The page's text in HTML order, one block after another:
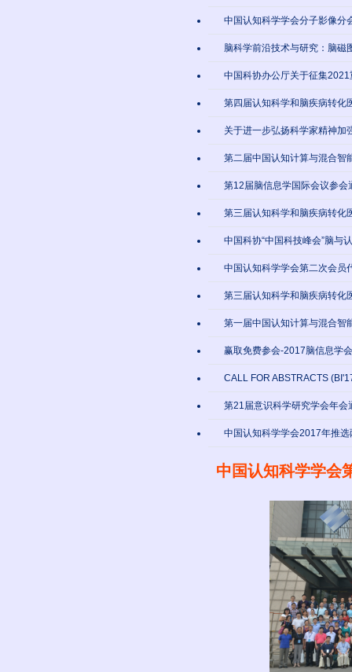
中国认知科学学会分子影像分
脑科学前沿技术与研究：脑磁
中国科协办公厅关于征集
第四届认知科学和脑疾病转化
关于进一步弘扬科学家精神加
第二届中国认知计算与混合智
第12届脑信息学国际会议参会
第三届认知科学和脑疾病转化
中国科协“中国科技峰会”脑与
中国认知科学学会第二次会员
第三届认知科学和脑疾病转化
第一届中国认知计算与混合智
赢取免费参会-2017脑信息学
CALL FOR ABSTRACTS
第21届意识科学研究学会年会
中国认知科学学会2017年推
中国认知科学学会